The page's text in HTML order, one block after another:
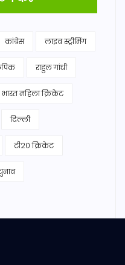
कांग्रेस लाइव स्ट्रीमिंग
राहुल गांधी
भारत महिला क्रिकेट
दिल्ली
टी20 क्रिकेट